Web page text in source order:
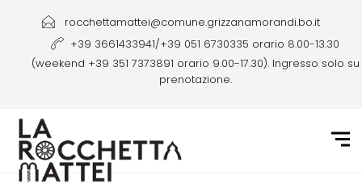
rocchettamattei@comune.grizzanamorandi.bo.it
+39 3661433941/+39 051 6730335 orario 8.00-13.30
(weekend +39 351 7373891 orario 9.00-17.30). Ingresso solo su
prenotazione.